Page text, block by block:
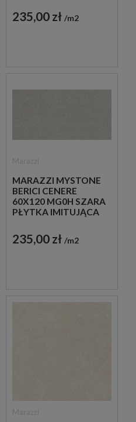
235,00 zł m2
MARAZZI MYSTONE
BERICI CENERE
60X120 MG0H SZARA
PŁYTKA IMITUJĄCA
235,00 zł m2